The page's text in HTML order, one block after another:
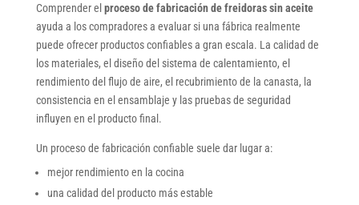
Comprender el proceso de fabricación de freidoras sin aceite
ayuda a los compradores a evaluar si una fábrica realmente
puede ofrecer productos confiables a gran escala. La calidad de
los materiales, el diseño del sistema de calentamiento, el
rendimiento del flujo de aire, el recubrimiento de la canasta, la
consistencia en el ensamblaje y las pruebas de seguridad
influyen en el producto final.
Un proceso de fabricación confiable suele dar lugar a:
mejor rendimiento en la cocina
una calidad del producto más estable